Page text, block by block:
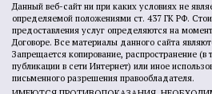
Данный веб-сайт ни при каких условиях не
определяемой положениями ст. 437 ГК РФ.
предоставления услуг определяются на
Договоре. Все материалы данного сайта
Запрещается копирование, распространение (в
публикации в сети Интернет) или иное
письменного разрешения правообладателя.